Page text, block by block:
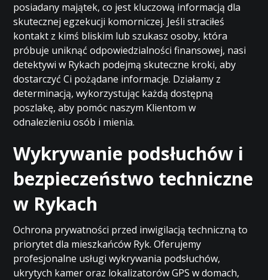
posiadany majątek, co jest kluczową informacją dla
skutecznej egzekucji komorniczej. Jeśli straciłeś
kontakt z kimś bliskim lub szukasz osoby, która
próbuje uniknąć odpowiedzialności finansowej, nasi
detektywi w Rykach podejmą skuteczne kroki, aby
dostarczyć Ci pożądane informacje. Działamy z
determinacją, wykorzystując każdą dostępną
poszlakę, aby pomóc naszym Klientom w
odnalezieniu osób i mienia.
Wykrywanie podsłuchów i
bezpieczeństwo techniczne
w Rykach
Ochrona prywatności przed inwigilacją techniczną to
priorytet dla mieszkańców Ryk. Oferujemy
profesjonalne usługi wykrywania podsłuchów,
ukrytych kamer oraz lokalizatorów GPS w domach,